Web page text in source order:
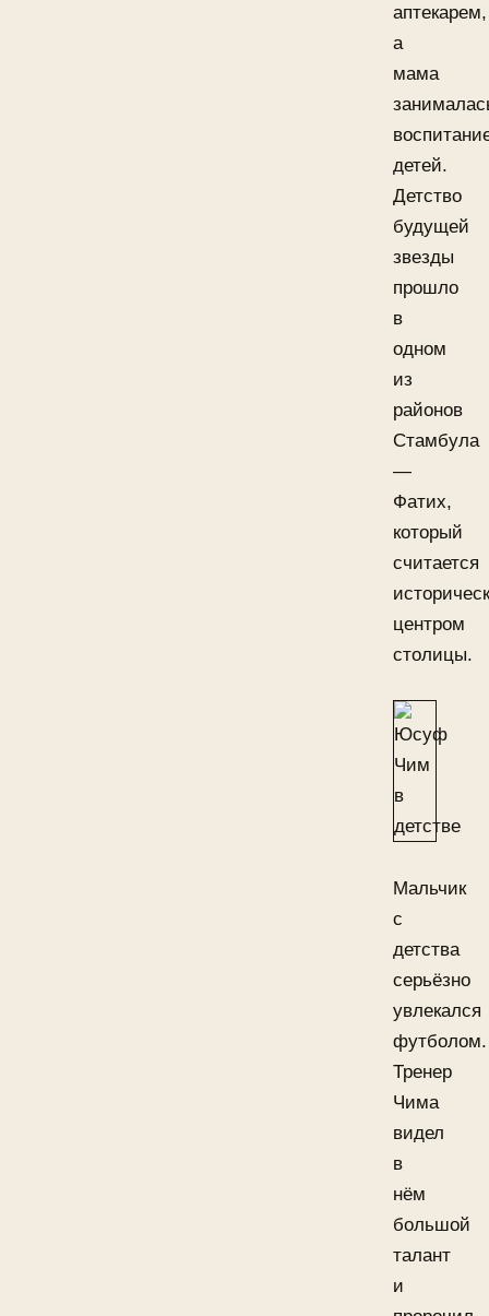
аптекарем,
а
мама
детей.
Детство
будущей
звезды
прошло
в
одном
из
районов
Стамбула
—
Фатих,
который
считается
центром
столицы.
Мальчик
с
детства
серьёзно
увлекался
футболом.
Тренер
Чима
видел
в
нём
большой
талант
и